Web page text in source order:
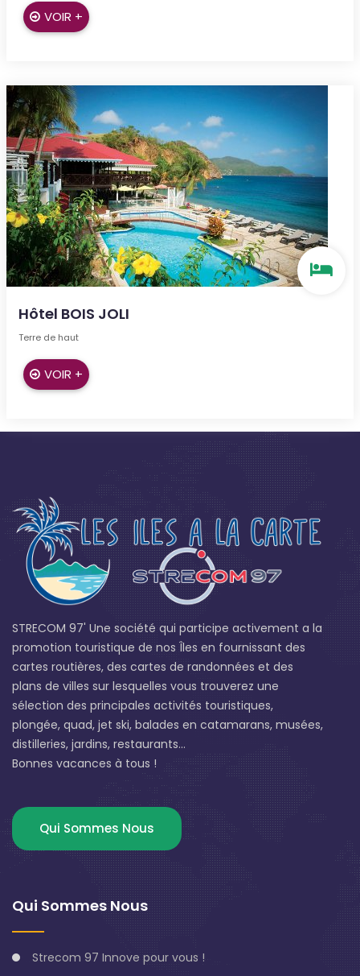
VOIR +
Hôtel BOIS JOLI
Terre de haut
VOIR +
STRECOM 97' Une société qui participe activement a la
promotion touristique de nos Îles en fournissant des
cartes routières, des cartes de randonnées et des
plans de villes sur lesquelles vous trouverez une
sélection des principales activités touristiques,
plongée, quad, jet ski, balades en catamarans, musées,
distilleries, jardins, restaurants...
Bonnes vacances à tous !
Qui Sommes Nous
Qui Sommes Nous
Strecom 97 Innove pour vous !